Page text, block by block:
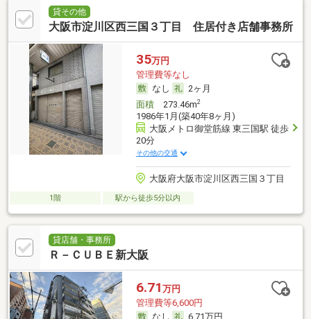
貸その他
大阪市淀川区西三国３丁目 住居付き店舗事務所
35万円
管理費等なし
なし
2ヶ月
面積273.46m2
1986年1月(築40年8ヶ月)
大阪メトロ御堂筋線 東三国駅 徒歩
20分
その他の交通
大阪府大阪市淀川区西三国３丁目
1階 駅から徒歩5分以内
貸店舗・事務所
Ｒ－ＣＵＢＥ新大阪
6.71 万円
管理費等6,600円
なし
6.71万円